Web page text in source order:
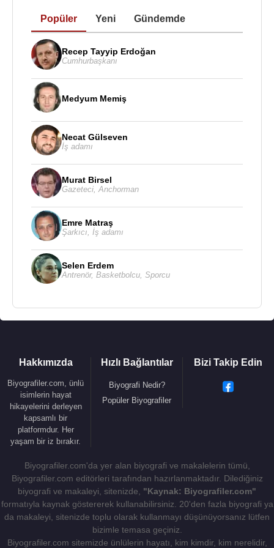
Kayserili olmasına rağmen Özkan'ın tek ve en
ailesi ve dostlarıyla birlikte teknesinde vakit
geçiriyor. Özkan kimi zaman teknesinin bakımıyla
Hüsamettin Özkan, 1974 yılında Çiğdem Hanım ile
evlendi. Özlem ve Didem adında 2 kız çocuğu
vardır.
Hüsamettin Özkan’ın eşi Çiğdem Hanım, Kanuni
Hacı Arif Bey
Kaynak:Biyografiler.com
Popüler Yeni Gündemde
Recep Tayyip Erdoğan
Cumhurbaşkanı
Medyum Memiş
Necat Gülseven
İş adamı
Murat Birsel
Gazeteci Anchorman
Emre Matraş
Şarkıcı İş adamı
Selen Erdem
Antrenör, Basketbolcu Sporcu
Hakkımızda
Biyografiler.com, ünlü
isimlerin hayat
hikayelerini derleyen
kapsamlı bir
platformdur. Her
yaşam bir iz bırakır.
Hızlı Bağlantılar
Biyografi Nedir?
Popüler Biyografiler
Bizi Takip Edin
Biyografiler.com'da yer alan biyografi ve makalelerin tümü,
Biyografiler.com editörleri tarafından hazırlanmaktadır. Dilediğiniz
biyografi ve makaleyi, sitenizde, "Kaynak: Biyografiler.com"
formatıyla kaynak göstererek kullanabilirsiniz. 20'den fazla biyografi ya
da makaleyi, sitenizde toplu olarak kullanmayı düşünüyorsanız lütfen
bizimle temasa geçiniz.
Biyografiler.com sitemizde ünlülerin hayatı, kim kimdir, kim nerelidir,